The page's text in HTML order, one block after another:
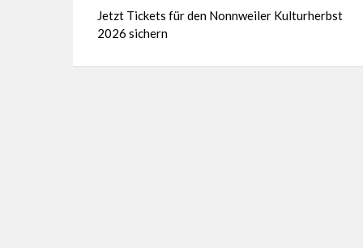
Jetzt Tickets für den Nonnweiler Kulturherbst
2026 sichern